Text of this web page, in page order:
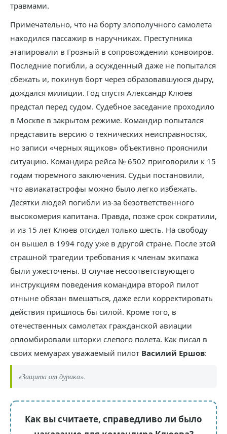
травмами.
Примечательно, что на борту злополучного самолета
находился пассажир в наручниках. Преступника
этапировали в Грозный в сопровождении конвоиров.
Последние погибли, а осужденный даже не попытался
сбежать и, покинув борт через образовавшуюся дыру,
дождался милиции. Год спустя Александр Клюев
предстал перед судом. Судебное заседание проходило
в Москве в закрытом режиме. Командир попытался
представить версию о технических неисправностях,
но записи «черных ящиков» объективно прояснили
ситуацию. Командира рейса № 6502 приговорили к 15
годам тюремного заключения. Судьи постановили,
что авиакатастрофы можно было легко избежать.
Десятки людей погибли из-за безответственного
высокомерия капитана. Правда, позже срок сократили,
и из 15 лет Клюев отсидел только шесть. На свободу
он вышел в 1994 году уже в другой стране. После этой
страшной трагедии требования к членам экипажа
были ужесточены. В случае несоответствующего
инструкциям поведения командира второй пилот
отныне обязан вмешаться, даже если корректировать
действия пришлось бы силой. Кроме того, в
отечественных самолетах гражданской авиации
опломбировали шторки слепого полета. Как писал в
своих мемуарах уважаемый пилот Василий Ершов:
«Защита от дурака».
Как вы считаете, справедливо ли было